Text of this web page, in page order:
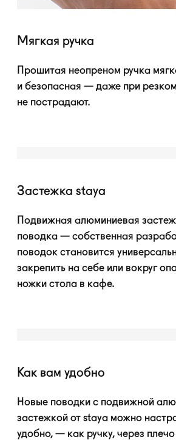
Мягкая ручка
Прошитая неопреном ручка
и безопасная — даже при
не пострадают.
Застежка staya
Подвижная алюминиевая
поводка — собственная
поводок становится
закрепить на себе или вокруг
ножки стола в кафе.
Как вам удобно
Новые поводки с подвижной
застежкой от staya можно
удобно, — как ручку, через